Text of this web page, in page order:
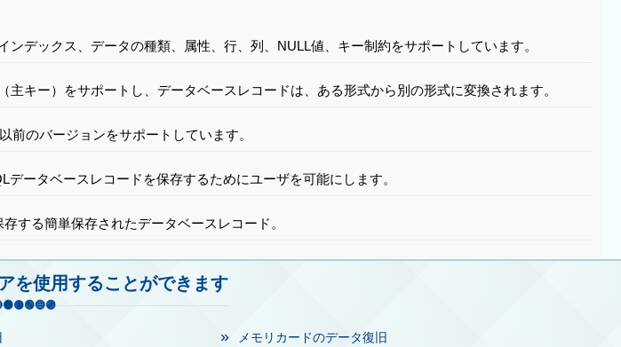
デックス、データの種類、属性、行、列、NULL値、キー制約をサポートしています。
キー）をサポートし、データベースレコードは、ある形式から別の形式に変換されます。
のバージョンをサポートしています。
ータベースレコードを保存するためにユーザを可能にします。
する簡単保存されたデータベースレコード。
を使用することができます
メモリカードのデータ復旧